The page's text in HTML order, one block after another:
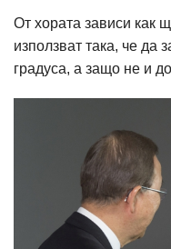
От хората зависи как
използват така, че да
градуса, а защо не и